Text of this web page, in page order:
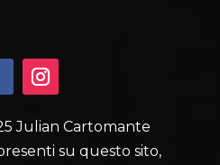
Julian Cartomante
su questo sito,